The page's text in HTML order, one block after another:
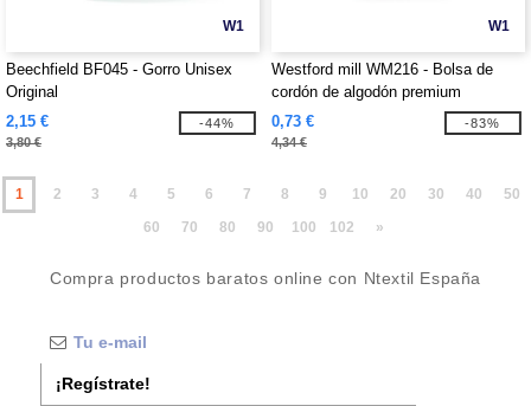
W1
Beechfield BF045 - Gorro Unisex
Original
2,15 €
3,80 €
-44%
W1
Westford mill WM216 - Bolsa de
cordón de algodón premium
0,73 €
4,34 €
-83%
1 2 3 4 5 6 7 8 9 10 20 30 40
50
60
70 80 90 100 102 »
Compra productos baratos online con Ntextil España
¡Regístrate!